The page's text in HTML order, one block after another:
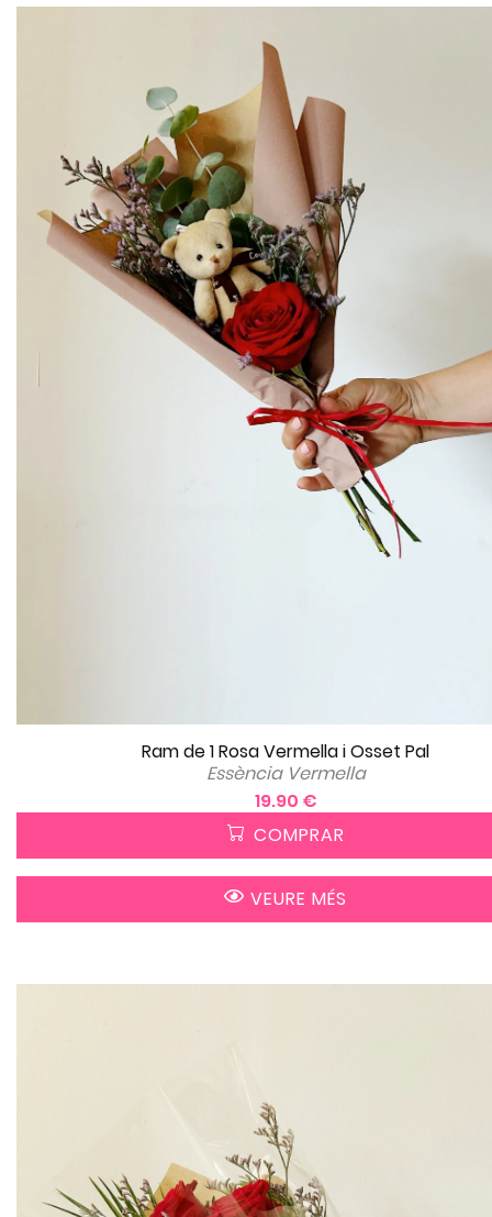
Ram de 1 Rosa Vermella i Osset Pal
Essència Vermella
19.90 €
COMPRAR
VEURE MÉS